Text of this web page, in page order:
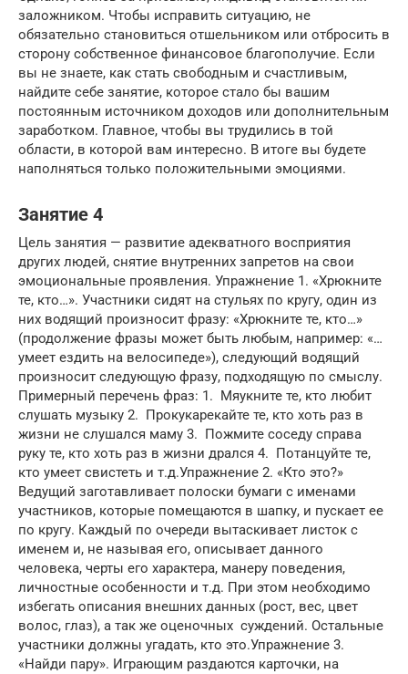
заложником. Чтобы исправить ситуацию, не
обязательно становиться отшельником или отбросить в
сторону собственное финансовое благополучие. Если
вы не знаете, как стать свободным и счастливым,
найдите себе занятие, которое стало бы вашим
постоянным источником доходов или дополнительным
заработком. Главное, чтобы вы трудились в той
области, в которой вам интересно. В итоге вы будете
наполняться только положительными эмоциями.
Занятие 4
Цель занятия — развитие адекватного восприятия
других людей, снятие внутренних запретов на свои
эмоциональные проявления. Упражнение 1. «Хрюкните
те, кто…». Участники сидят на стульях по кругу, один из
них водящий произносит фразу: «Хрюкните те, кто…»
(продолжение фразы может быть любым, например: «…
умеет ездить на велосипеде»), следующий водящий
произносит следующую фразу, подходящую по смыслу.
Примерный перечень фраз: 1. Мяукните те, кто любит
слушать музыку 2. Прокукарекайте те, кто хоть раз в
жизни не слушался маму 3. Пожмите соседу справа
руку те, кто хоть раз в жизни дрался 4. Потанцуйте те,
кто умеет свистеть и т.д.Упражнение 2. «Кто это?»
Ведущий заготавливает полоски бумаги с именами
участников, которые помещаются в шапку, и пускает ее
по кругу. Каждый по очереди вытаскивает листок с
именем и, не называя его, описывает данного
человека, черты его характера, манеру поведения,
личностные особенности и т.д. При этом необходимо
избегать описания внешних данных (рост, вес, цвет
волос, глаз), а так же оценочных суждений. Остальные
участники должны угадать, кто это.Упражнение 3.
«Найди пару». Играющим раздаются карточки, на